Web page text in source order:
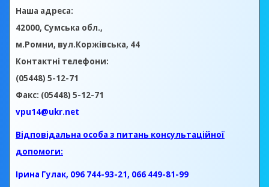
Наша адреса:
42000, Сумська обл.,
м.Ромни, вул.Коржівська, 44
Контактні телефони:
(05448) 5-12-71
Факс: (05448) 5-12-71
vpu14@ukr.net
Відповідальна особа з питань консультаційної
допомоги:
Ірина Гулак, 096 744-93-21, 066 449-81-99